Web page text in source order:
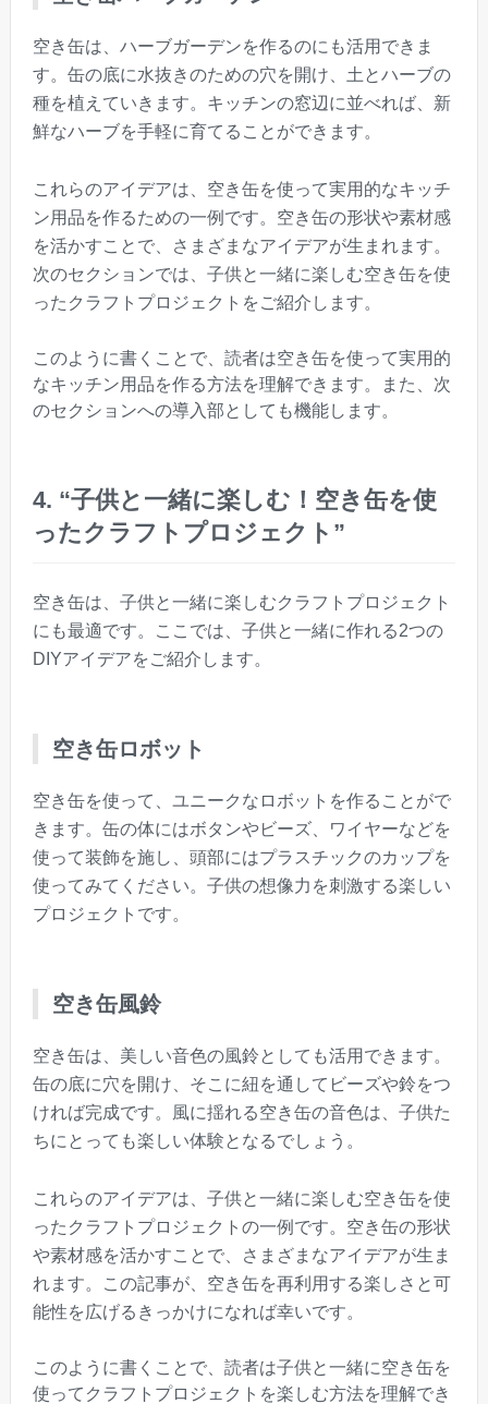
空き缶は、ハーブガーデンを作るのにも活用できま
す。缶の底に水抜きのための穴を開け、土とハーブの
種を植えていきます。キッチンの窓辺に並べれば、新
鮮なハーブを手軽に育てることができます。
これらのアイデアは、空き缶を使って実用的なキッチ
ン用品を作るための一例です。空き缶の形状や素材感
を活かすことで、さまざまなアイデアが生まれます。
次のセクションでは、子供と一緒に楽しむ空き缶を使
ったクラフトプロジェクトをご紹介します。
このように書くことで、読者は空き缶を使って実用的
なキッチン用品を作る方法を理解できます。また、次
のセクションへの導入部としても機能します。
4. “子供と一緒に楽しむ！空き缶を使
ったクラフトプロジェクト”
空き缶は、子供と一緒に楽しむクラフトプロジェクト
にも最適です。ここでは、子供と一緒に作れる2つの
DIYアイデアをご紹介します。
空き缶ロボット
空き缶を使って、ユニークなロボットを作ることがで
きます。缶の体にはボタンやビーズ、ワイヤーなどを
使って装飾を施し、頭部にはプラスチックのカップを
使ってみてください。子供の想像力を刺激する楽しい
プロジェクトです。
空き缶風鈴
空き缶は、美しい音色の風鈴としても活用できます。
缶の底に穴を開け、そこに紐を通してビーズや鈴をつ
ければ完成です。風に揺れる空き缶の音色は、子供た
ちにとっても楽しい体験となるでしょう。
これらのアイデアは、子供と一緒に楽しむ空き缶を使
ったクラフトプロジェクトの一例です。空き缶の形状
や素材感を活かすことで、さまざまなアイデアが生ま
れます。この記事が、空き缶を再利用する楽しさと可
能性を広げるきっかけになれば幸いです。
このように書くことで、読者は子供と一緒に空き缶を
使ってクラフトプロジェクトを楽しむ方法を理解でき